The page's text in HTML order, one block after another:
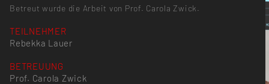
Betreut wurde die Arbeit von Prof. Carola Zwick.
TEILNEHMER
Rebekka Lauer
BETREUUNG
Prof. Carola Zwick